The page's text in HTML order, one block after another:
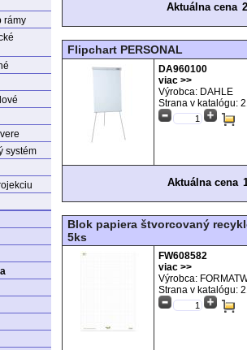
rámy
systém
Aktuálna cena
Flipchart PERSONAL
DA960100
viac >>
Výrobca: DAHLE
Strana v katalógu:
Aktuálna cena
Blok papiera štvorcovaný
5ks
FW608582
viac >>
Výrobca:
Strana v katalógu: